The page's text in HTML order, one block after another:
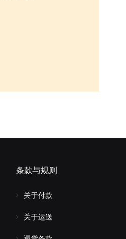
条款与规则
关于付款
关于运送